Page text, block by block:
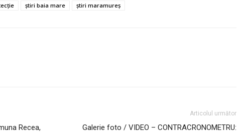
știri baia mare știri maramureș
Recea,
Articolul următor
Galerie foto / VIDEO – CONTRACRONOMETRU: